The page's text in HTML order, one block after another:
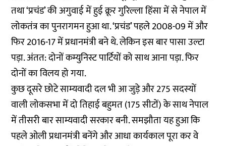
तथा ‘प्रचंड’ की अगुवाई में हुई क्रूर गुरिल्ला हिंसा में से नेपाल में
लोकतंत्र का पुनरागमन हुआ था. ‘प्रचंड’ पहले 2008-09 में और
फिर 2016-17 में प्रधानमंत्री बने थे. लेकिन इस बार पासा उल्टा
पड़ा. अंतत: दोनों कम्युनिस्ट पार्टियों को साथ आना पड़ा. फिर
दोनों का विलय हो गया.
कुछ दूसरे छोटे साम्यवादी दल भी आ जुड़े और 275 सदस्यों
वाली लोकसभा में दो तिहाई बहुमत (175 सीटों) के साथ नेपाल
में तीसरी बार साम्यवादी सरकार बनी. समझौता यह हुआ कि
पहले ओली प्रधानमंत्री बनेंगे और आधा कार्यकाल पूरा कर वे